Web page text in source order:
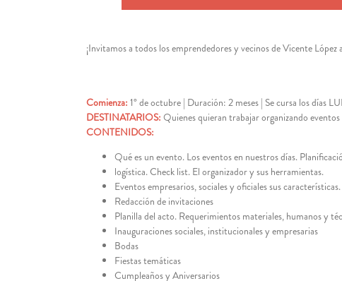
¡Invitamos a todos los emprendedores y vecinos de Vicente López
Comienza: 1° de octubre | Duración: 2 meses | Se cursa los días
DESTINATARIOS: Quienes quieran trabajar organizando
CONTENIDOS:
Qué es un evento. Los eventos en nuestros días.
logística. Check list. El organizador y sus herramientas.
Eventos empresarios, sociales y oficiales sus características.
Redacción de invitaciones
Planilla del acto. Requerimientos materiales, humanos y
Inauguraciones sociales, institucionales y empresarias
Bodas
Fiestas temáticas
Cumpleaños y Aniversarios